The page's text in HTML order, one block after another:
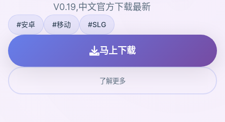
V0.19,中文官方下载最新
#安卓 #移动 #SLG
马上下载
了解更多